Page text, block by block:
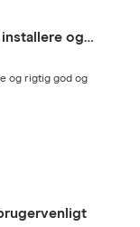
og…
og rigtig god og